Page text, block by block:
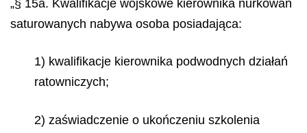
„§ 15a. Kwalifikacje wojskowe kierownika nurkowań
saturowanych nabywa osoba posiadająca:
1) kwalifikacje kierownika podwodnych działań
ratowniczych;
2) zaświadczenie o ukończeniu szkolenia